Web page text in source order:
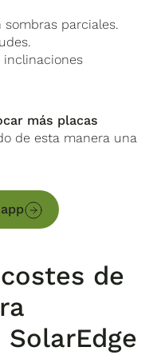
parciales.
inclinaciones
más placas
de esta manera una
de